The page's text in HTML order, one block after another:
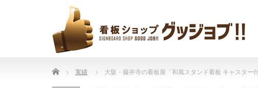
Home 実績 大阪・藤井寺の看板屋「和風スタンド看板 キャスター